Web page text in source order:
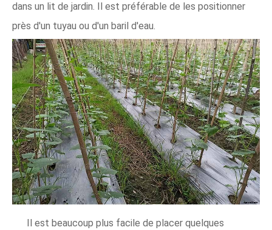
dans un lit de jardin. Il est préférable de les positionner
près d'un tuyau ou d'un baril d'eau.
Il est beaucoup plus facile de placer quelques